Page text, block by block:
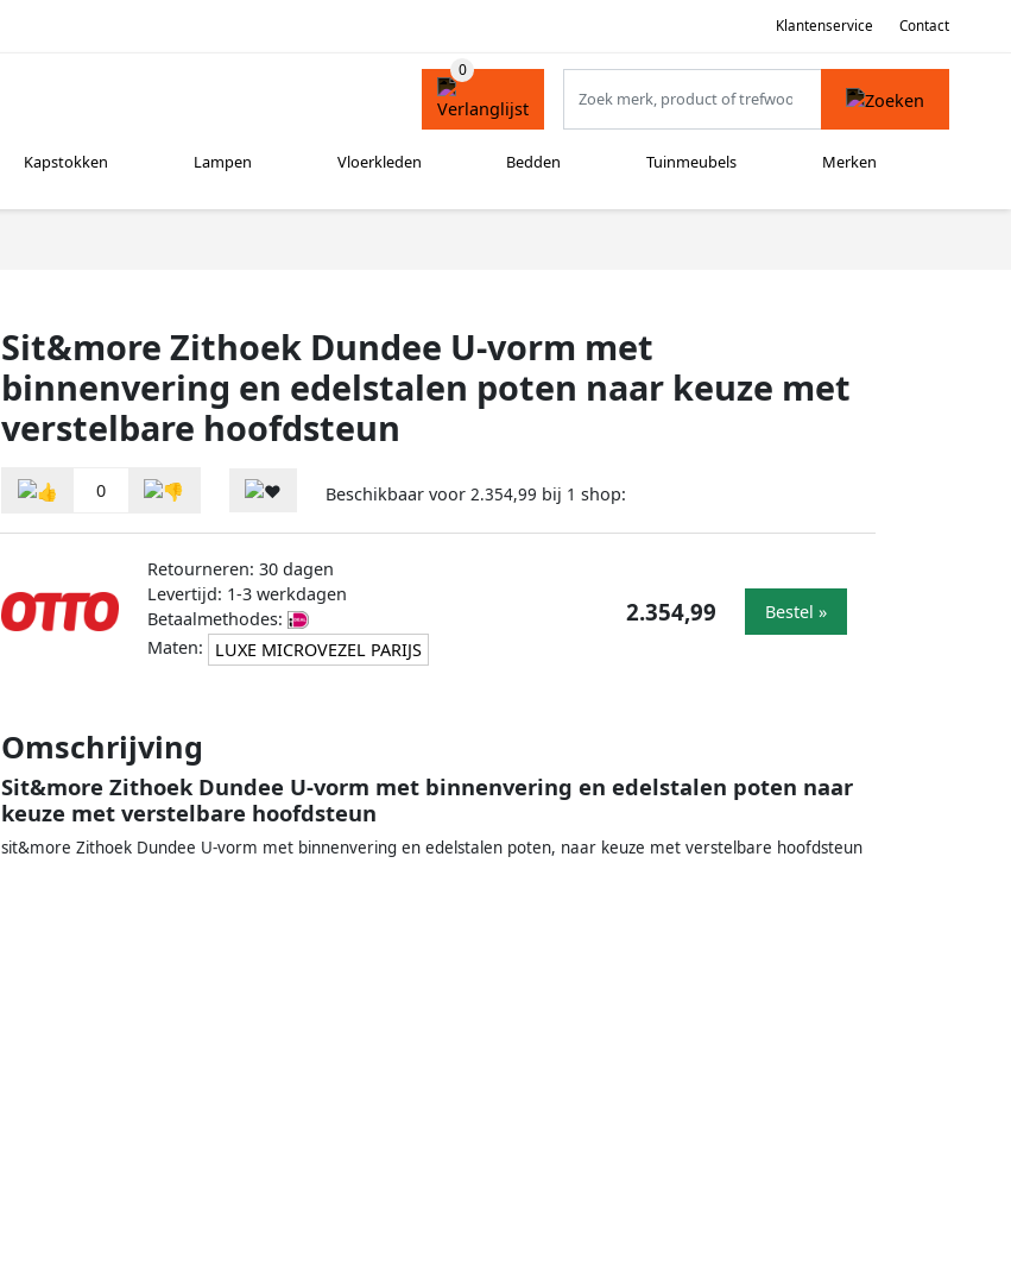
Klantenservice Contact
Kapstokken Lampen Vloerkleden Bedden Tuinmeubels Merken
Sit&more Zithoek Dundee U-vorm met
binnenvering en edelstalen poten naar keuze met
verstelbare hoofdsteun
0 Beschikbaar voor 2.354,99 bij 1 shop:
Retourneren: 30 dagen
Levertijd: 1-3 werkdagen
Betaalmethodes:
Maten:
LUXE MICROVEZEL PARIJS
2.354,99 Bestel »
Omschrijving
Sit&more Zithoek Dundee U-vorm met binnenvering en edelstalen poten naar
keuze met verstelbare hoofdsteun
sit&more Zithoek Dundee U-vorm met binnenvering en edelstalen poten, naar keuze met verstelbare hoofdsteun